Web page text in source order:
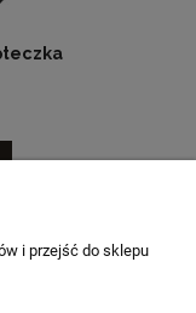
i przejść do sklepu